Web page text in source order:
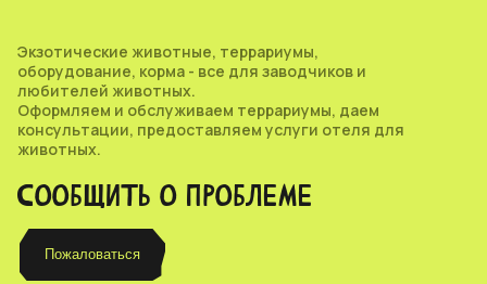
Экзотические животные, террариумы,
оборудование, корма - все для заводчиков и
любителей животных.
Оформляем и обслуживаем террариумы, даем
консультации, предоставляем услуги отеля для
животных.
СООБЩИТЬ О ПРОБЛЕМЕ
Пожаловаться